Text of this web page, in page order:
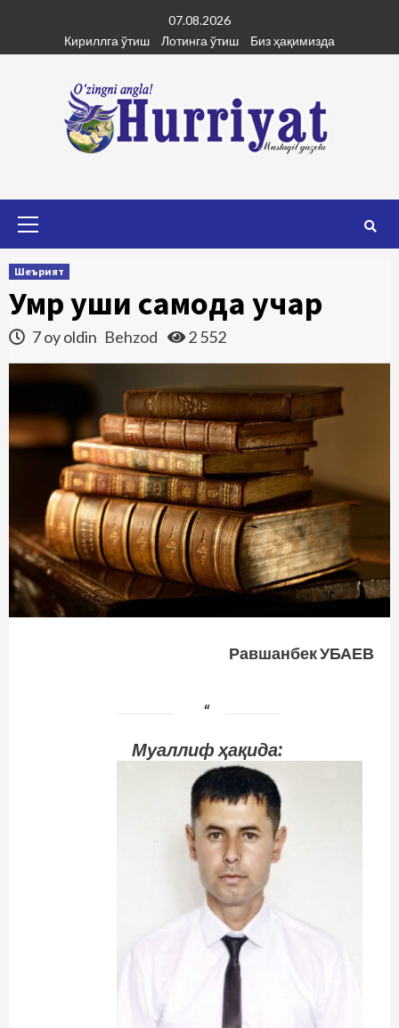
content
07.08.2026
Кириллга ўтиш
Лотинга ўтиш Биз ҳақимизда
Шеърият
Умр қуши самода учар
7 oy oldin Behzod 2 552
Равшанбек УБАЕВ
Муаллиф ҳақида: